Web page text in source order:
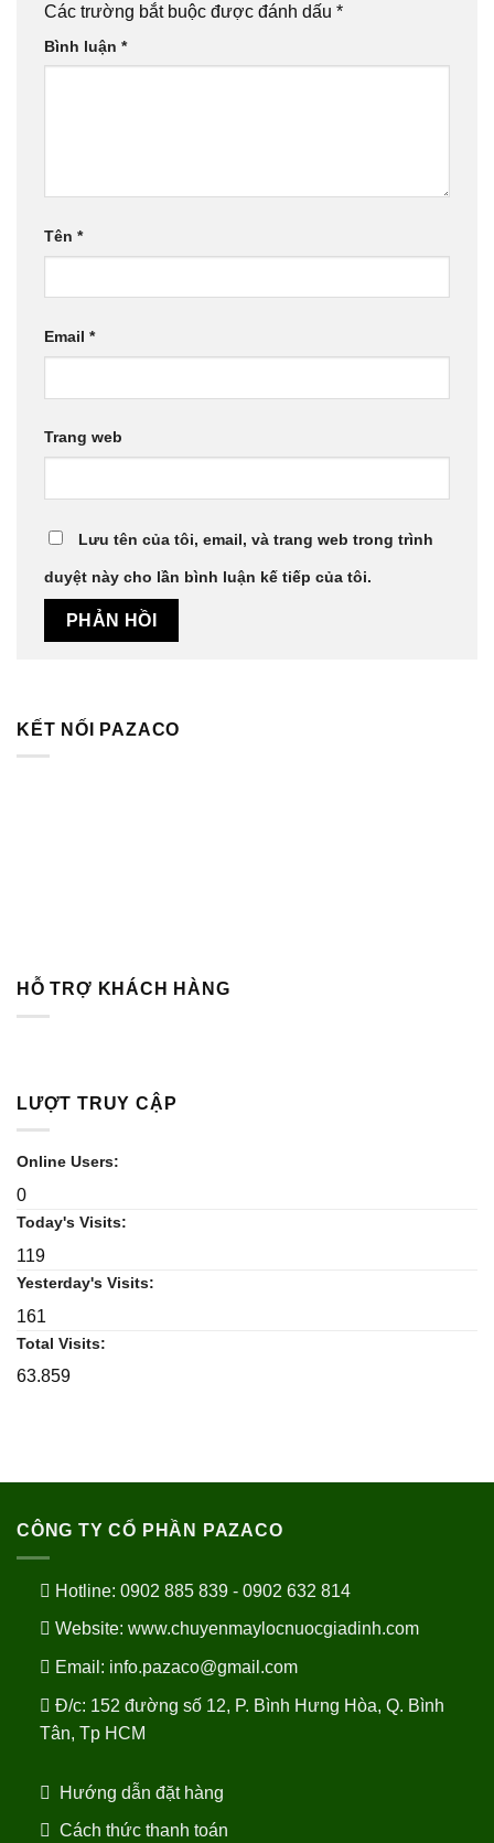
Các trường bắt buộc được đánh dấu *
Bình luận *
Tên *
Email *
Trang web
Lưu tên của tôi, email, và trang web trong trình
duyệt này cho lần bình luận kế tiếp của tôi.
KẾT NỐI PAZACO
HỖ TRỢ KHÁCH HÀNG
LƯỢT TRUY CẬP
Online Users:
0
Today's Visits:
119
Yesterday's Visits:
161
Total Visits:
63.859
CÔNG TY CỔ PHẦN PAZACO
Hotline: 0902 885 839 - 0902 632 814
Website: www.chuyenmaylocnuocgiadinh.com
Email: info.pazaco@gmail.com
Đ/c: 152 đường số 12, P. Bình Hưng Hòa, Q. Bình
Tân, Tp HCM
Hướng dẫn đặt hàng
Cách thức thanh toán